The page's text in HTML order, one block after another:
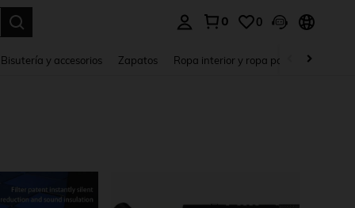
0 0
Bisutería y accesorios Zapatos Ropa interior y ropa para dormir